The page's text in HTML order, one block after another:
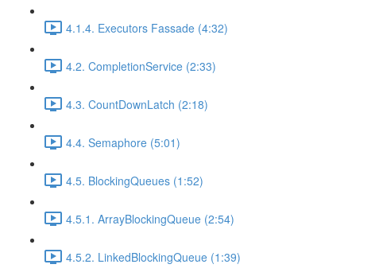
4.1.4. Executors Fassade (4:32)
4.2. CompletionService (2:33)
4.3. CountDownLatch (2:18)
4.4. Semaphore (5:01)
4.5. BlockingQueues (1:52)
4.5.1. ArrayBlockingQueue (2:54)
4.5.2. LinkedBlockingQueue (1:39)